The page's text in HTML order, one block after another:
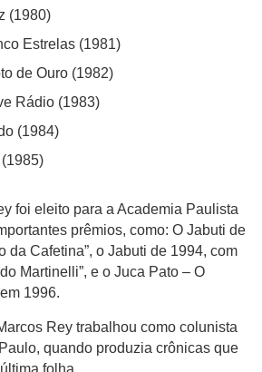
(1980)
Estrelas (1981)
de Ouro (1982)
Rádio (1983)
(1984)
foi eleito para a Academia Paulista
prêmios, como: O Jabuti de
da Cafetina”, o Jabuti de 1994, com
Martinelli”, e o Juca Pato – O
1996.
Rey trabalhou como colunista
quando produzia crônicas que
folha.